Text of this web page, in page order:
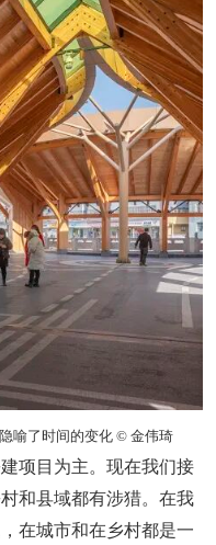
喻了时间的变化 © 金伟琦
项目为主。现在我们接
和县域都有涉猎。在我
在城市和在乡村都是一